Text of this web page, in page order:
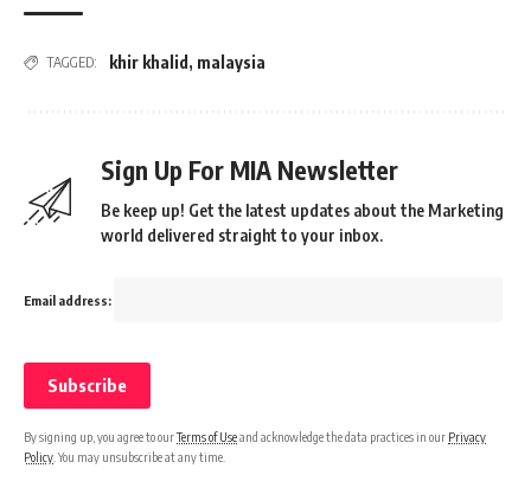
TAGGED: khir khalid , malaysia
Sign Up For MIA Newsletter
Be keep up! Get the latest updates about the Marketing
world delivered straight to your inbox.
Email address:
By signing up, you agree to ourTerms of Useand acknowledge the data practices in our Privacy
Policy . You may unsubscribe at any time.